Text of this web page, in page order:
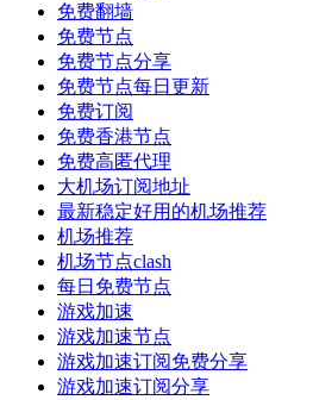
免费翻墙
免费节点
免费节点分享
免费节点每日更新
免费订阅
免费香港节点
免费高匿代理
大机场订阅地址
最新稳定好用的机场推荐
机场推荐
机场节点clash
每日免费节点
游戏加速
游戏加速节点
游戏加速订阅免费分享
游戏加速订阅分享